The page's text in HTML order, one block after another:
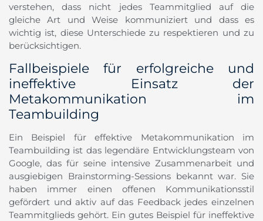
verstehen, dass nicht jedes Teammitglied auf die
gleiche Art und Weise kommuniziert und dass es
wichtig ist, diese Unterschiede zu respektieren und zu
berücksichtigen.
Fallbeispiele für erfolgreiche und
ineffektive Einsatz der
Metakommunikation im
Teambuilding
Ein Beispiel für effektive Metakommunikation im
Teambuilding ist das legendäre Entwicklungsteam von
Google, das für seine intensive Zusammenarbeit und
ausgiebigen Brainstorming-Sessions bekannt war. Sie
haben immer einen offenen Kommunikationsstil
gefördert und aktiv auf das Feedback jedes einzelnen
Teammitglieds gehört. Ein gutes Beispiel für ineffektive